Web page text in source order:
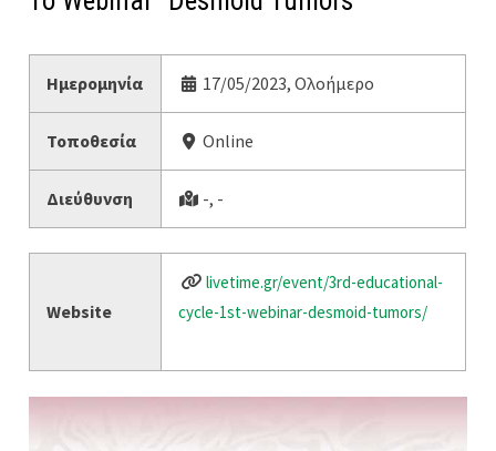
Ημερομηνία 17/05/2023, Ολοήμερο
Τοποθεσία Online
Διεύθυνση -, -
Website
livetime.gr/event/3rd-educational-
cycle-1st-webinar-desmoid-tumors/